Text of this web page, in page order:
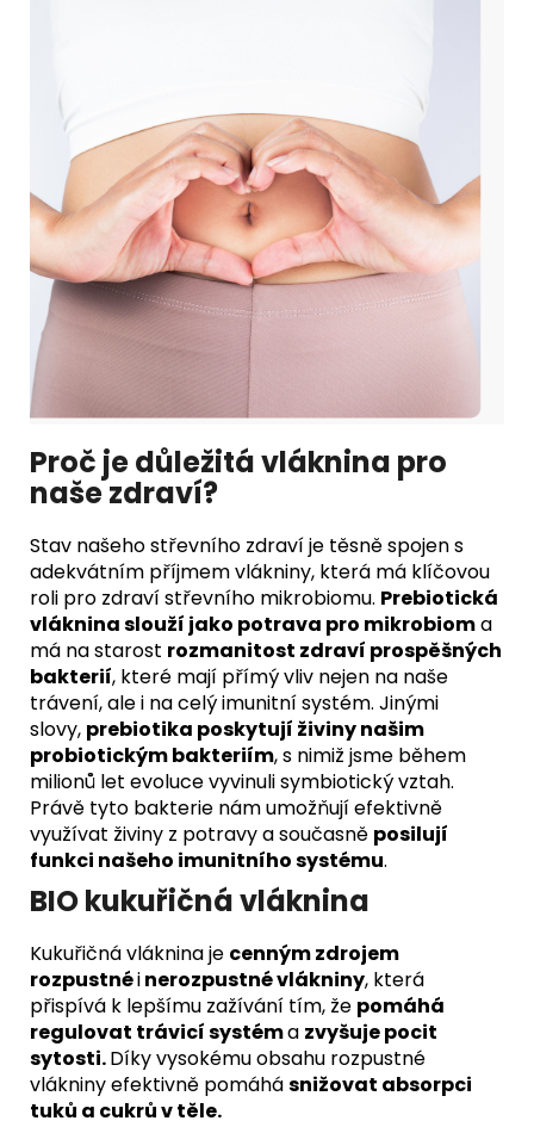
Proč je důležitá vláknina pro
naše zdraví?
Stav našeho střevního zdraví je těsně spojen s
adekvátním příjmem vlákniny, která má klíčovou
roli pro zdraví střevního mikrobiomu. Prebiotická
vláknina slouží jako potrava pro mikrobioma
má na starost rozmanitost zdraví prospěšných
bakterií, které mají přímý vliv nejen na naše
trávení, ale i na celý imunitní systém. Jinými
slovy, prebiotika poskytují živiny našim
probiotickým bakteriím, s nimiž jsme během
milionů let evoluce vyvinuli symbiotický vztah.
Právě tyto bakterie nám umožňují efektivně
využívat živiny z potravy a současně posilují
funkci našeho imunitního systému.
BIO kukuřičná vláknina
Kukuřičná vláknina je cenným zdrojem
rozpustnéinerozpustné vlákniny, která
přispívá k lepšímu zažívání tím, že pomáhá
regulovat trávicí systéma zvyšuje pocit
sytosti.Díky vysokému obsahu rozpustné
vlákniny efektivně pomáhásnižovat absorpci
tuků a cukrů v těle.